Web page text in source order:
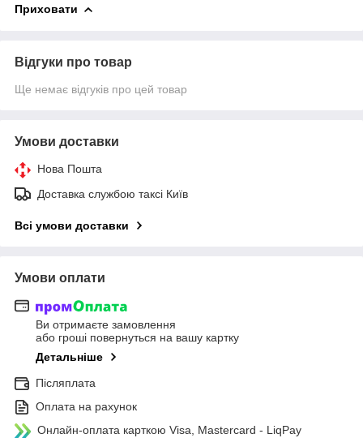
Приховати
Відгуки про товар
Ще немає відгуків про цей товар
Умови доставки
Нова Пошта
Доставка службою таксі Київ
Всі умови доставки
Умови оплати
Ви отримаєте замовлення
або гроші повернуться на вашу картку
Детальніше
Післяплата
Оплата на рахунок
Онлайн-оплата карткою Visa, Mastercard - LiqPay